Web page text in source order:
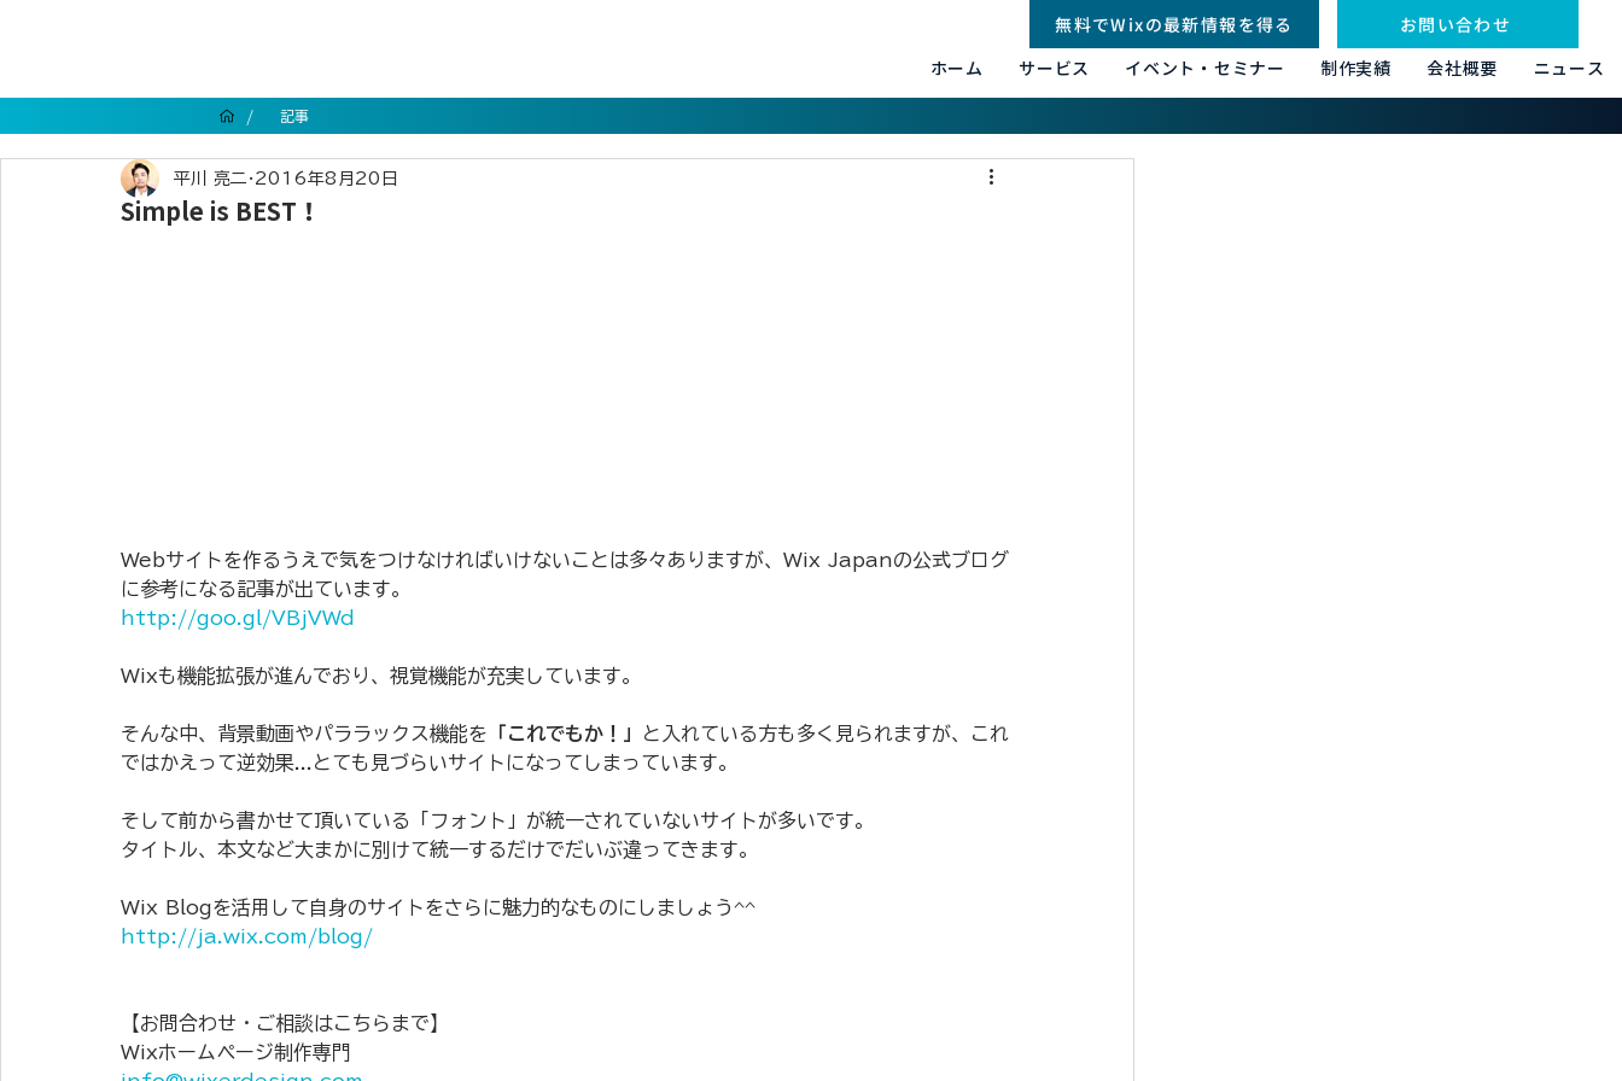
無料でWixの最新情報を得る お問い合わせ
ホーム サービス イベント・セミナー 制作実績 会社概要 ニュース
/ 記事
Simple is BEST！
平川 亮二 2016年8月20日
Webサイトを作るうえで気をつけなければいけないことは多々ありますが、Wix Japanの公式ブログ
に参考になる記事が出ています。
http://goo.gl/VBjVWd
Wixも機能拡張が進んでおり、視覚機能が充実しています。
そんな中、背景動画やパララックス機能を 「これでもか！」
と入れている方も多く見られますが、これ
ではかえって逆効果...とても見づらいサイトになってしまっています。
そして前から書かせて頂いている「フォント」が統一されていないサイトが多いです。
タイトル、本文など大まかに別けて統一するだけでだいぶ違ってきます。
Wix Blogを活用して自身のサイトをさらに魅力的なものにしましょう^^
http://ja.wix.com/blog/
【お問合わせ・ご相談はこちらまで】
Wixホームページ制作専門